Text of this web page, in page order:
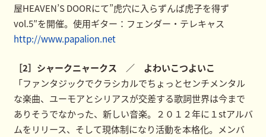
屋HEAVEN’S DOORにて”虎穴に入らずんば虎子を得ず
vol.5″を開催。使用ギター：フェンダー・テレキャス
http://www.papalion.net
［2］シャークニャークス ／ よわいこつよいこ
「ファンタジックでクラシカルでちょっとセンチメンタル
な楽曲、ユーモアとシリアスが交差する歌詞世界は今まで
ありそうでなかった、新しい音楽。２０１２年に１stアルバ
ムをリリース、そして現体制になり活動を本格化。メンバ